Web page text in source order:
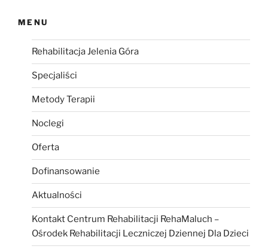
MENU
Rehabilitacja Jelenia Góra
Specjaliści
Metody Terapii
Noclegi
Oferta
Dofinansowanie
Aktualności
Kontakt Centrum Rehabilitacji RehaMaluch –
Ośrodek Rehabilitacji Leczniczej Dziennej Dla Dzieci